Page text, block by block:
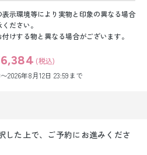
示環境等により実物と印象の異なる場合
ださい。
けする物と異なる場合がございます。
(税込)
2026年8月12日 23:59まで
した上で、ご予約にお進みくださ